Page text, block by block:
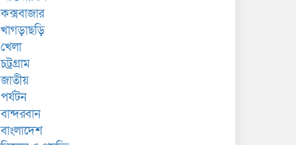
কক্সবাজার
খাগড়াছড়ি
খেলা
চট্রগ্রাম
জাতীয়
পর্যটন
বান্দরবান
বাংলাদেশ